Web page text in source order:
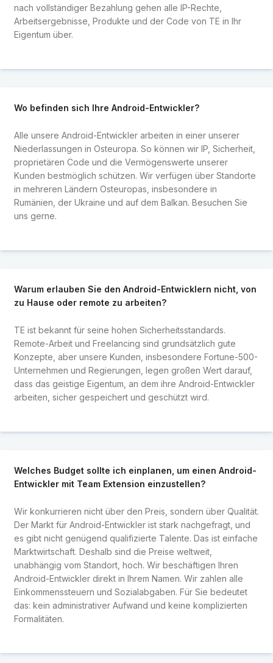
nach vollständiger Bezahlung gehen alle IP-Rechte,
Arbeitsergebnisse, Produkte und der Code von TE in Ihr
Eigentum über.
Wo befinden sich Ihre Android-Entwickler?
Alle unsere Android-Entwickler arbeiten in einer unserer
Niederlassungen in Osteuropa. So können wir IP, Sicherheit,
proprietären Code und die Vermögenswerte unserer
Kunden bestmöglich schützen. Wir verfügen über Standorte
in mehreren Ländern Osteuropas, insbesondere in
Rumänien, der Ukraine und auf dem Balkan. Besuchen Sie
uns gerne.
Warum erlauben Sie den Android-Entwicklern nicht, von
zu Hause oder remote zu arbeiten?
TE ist bekannt für seine hohen Sicherheitsstandards.
Remote-Arbeit und Freelancing sind grundsätzlich gute
Konzepte, aber unsere Kunden, insbesondere Fortune-500-
Unternehmen und Regierungen, legen großen Wert darauf,
dass das geistige Eigentum, an dem ihre Android-Entwickler
arbeiten, sicher gespeichert und geschützt wird.
Welches Budget sollte ich einplanen, um einen Android-
Entwickler mit Team Extension einzustellen?
Wir konkurrieren nicht über den Preis, sondern über Qualität.
Der Markt für Android-Entwickler ist stark nachgefragt, und
es gibt nicht genügend qualifizierte Talente. Das ist einfache
Marktwirtschaft. Deshalb sind die Preise weltweit,
unabhängig vom Standort, hoch. Wir beschäftigen Ihren
Android-Entwickler direkt in Ihrem Namen. Wir zahlen alle
Einkommenssteuern und Sozialabgaben. Für Sie bedeutet
das: kein administrativer Aufwand und keine komplizierten
Formalitäten.